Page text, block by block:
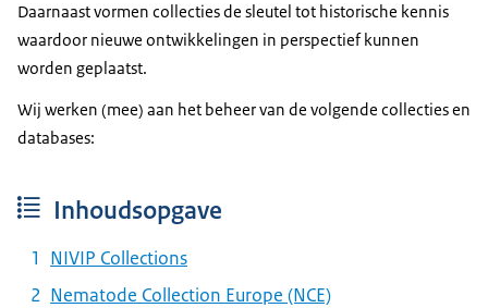
Daarnaast vormen collecties de sleutel tot historische kennis
waardoor nieuwe ontwikkelingen in perspectief kunnen
worden geplaatst.
Wij werken (mee) aan het beheer van de volgende collecties en
databases:
Inhoudsopgave
NIVIP Collections
Nematode Collection Europe (NCE)